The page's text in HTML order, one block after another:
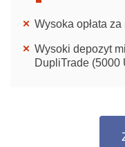
Wysoka opłata
Wysoki depozyt
DupliTrade (5000